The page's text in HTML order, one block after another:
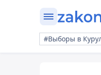
#Выборы в